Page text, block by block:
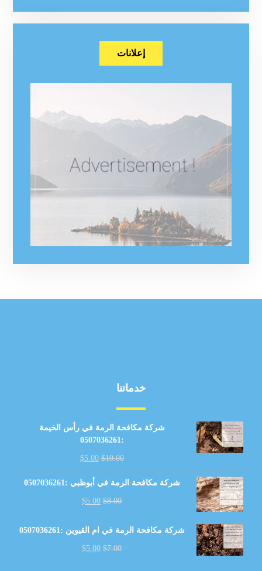
إعلانات
خدماتنا
شركة مكافحة الرمة في رأس الخيمة
:0507036261
$10.00
$5.00
شركة مكافحة الرمة في أبوظبي :0507036261
$8.00
$5.00
شركة مكافحة الرمة في ام القيوين :0507036261
$7.00
$5.00